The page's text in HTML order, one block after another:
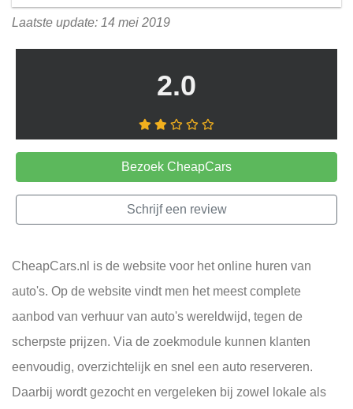
Laatste update: 14 mei 2019
2.0
Bezoek CheapCars
Schrijf een review
CheapCars.nl is de website voor het online huren van
auto's. Op de website vindt men het meest complete
aanbod van verhuur van auto's wereldwijd, tegen de
scherpste prijzen. Via de zoekmodule kunnen klanten
eenvoudig, overzichtelijk en snel een auto reserveren.
Daarbij wordt gezocht en vergeleken bij zowel lokale als